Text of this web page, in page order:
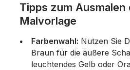
Tipps zum Ausmalen
Malvorlage
Farbenwahl: Nutzen Sie
Braun für die äußere
leuchtendes Gelb oder